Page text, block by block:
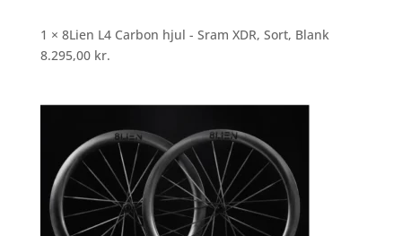
1 × 8Lien L4 Carbon hjul - Sram XDR, Sort, Blank
8.295,00 kr.